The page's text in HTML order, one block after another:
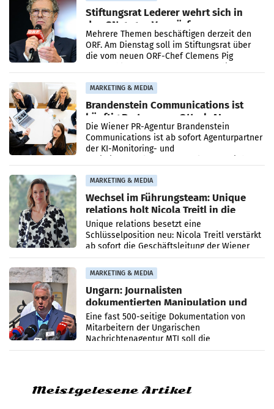
Stiftungsrat Lederer wehrt sich in
den SN gegen Vorwürfe
Mehrere Themen beschäftigen derzeit den
ORF. Am Dienstag soll im Stiftungsrat über
die vom neuen ORF-Chef Clemens Pig
MARKETING & MEDIA
Brandenstein Communications ist
künftig Partner von OtterlyAI
Die Wiener PR-Agentur Brandenstein
Communications ist ab sofort Agenturpartner
der KI-Monitoring- und
MARKETING & MEDIA
Wechsel im Führungsteam: Unique
relations holt Nicola Treitl in die
Geschäftsleitung
Unique relations besetzt eine
Schlüsselposition neu: Nicola Treitl verstärkt
ab sofort die Geschäftsleitung der Wiener
PR-Agentur an der Seite von Josef Kalina und
Anna Kalina-Mahr.
MARKETING & MEDIA
Ungarn: Journalisten
dokumentierten Manipulation und
Zensur
Eine fast 500-seitige Dokumentation von
Mitarbeitern der Ungarischen
Nachrichtenagentur MTI soll die
systematische Nachrichten-Manipulation und
Meistgelesene Artikel